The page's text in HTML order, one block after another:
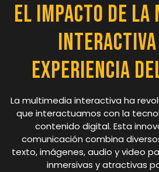
El Impacto de la
Experiencia
La multimedia interactiva ha
que interactuamos con la
contenido digital. Esta
comunicación combina
texto, imágenes, audio y video
inmersivas y atractivas